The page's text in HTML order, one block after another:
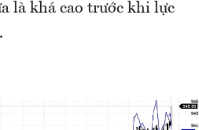
là khá cao trước khi lực